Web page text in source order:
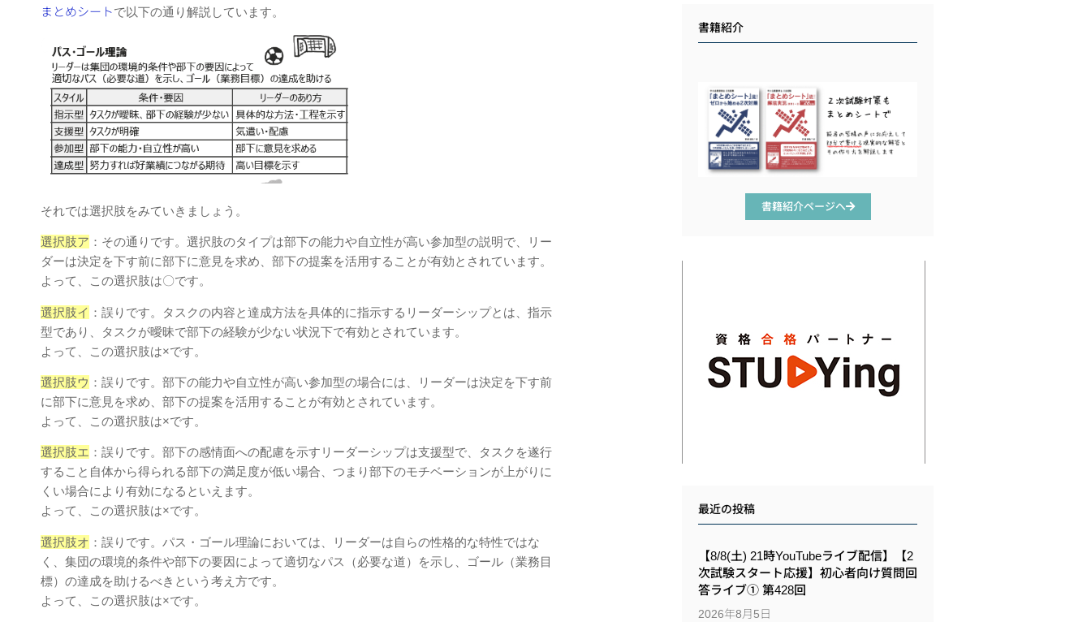
まとめシートで以下の通り解説しています。
それでは選択肢をみていきましょう。
選択肢ア ：その通りです。選択肢のタイプは部下の能⼒や⾃⽴性が⾼い参加型の説明で、リー
ダーは決定を下す前に部下に意⾒を求め、部下の提案を活⽤することが有効とされています。
よって、この選択肢は〇です。
選択肢イ ：誤りです。タスクの内容と達成方法を具体的に指示するリーダーシップとは、指示
型であり、タスクが曖昧で部下の経験が少ない状況下で有効とされています。
よって、この選択肢は×です。
選択肢ウ ：誤りです。部下の能⼒や⾃⽴性が⾼い参加型の場合には、リーダーは決定を下す前
に部下に意⾒を求め、部下の提案を活⽤することが有効とされています。
よって、この選択肢は×です。
選択肢エ ：誤りです。部下の感情面への配慮を示すリーダーシップは支援型で、タスクを遂行
すること自体から得られる部下の満足度が低い場合、つまり部下のモチベーションが上がりに
くい場合により有効になるといえます。
よって、この選択肢は×です。
選択肢オ ：誤りです。パス・ゴール理論においては、リーダーは自らの性格的な特性ではな
く、集団の環境的条件や部下の要因によって適切なパス（必要な道）を⽰し、ゴール（業務⽬
標）の達成を助けるべきという考え⽅です。
よって、この選択肢は×です。
書籍紹介
書籍紹介ページへ
最近の投稿
【8/8(土) 21時YouTubeライブ配信】【2
次試験スタート応援】初心者向け質問回
答ライブ① 第428回
2026年8月5日